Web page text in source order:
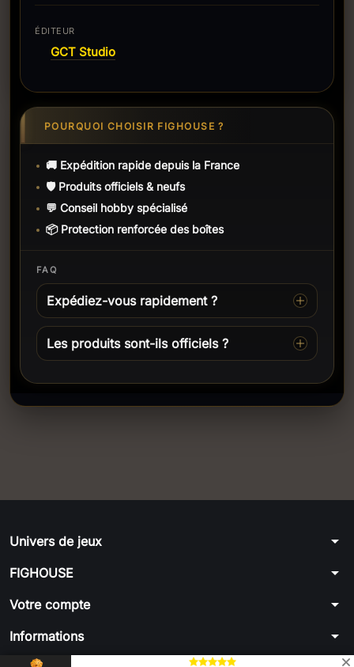
ÉDITEUR
GCT Studio
POURQUOI CHOISIR FIGHOUSE ?
🚚 Expédition rapide depuis la France
🛡️ Produits officiels & neufs
💬 Conseil hobby spécialisé
📦 Protection renforcée des boîtes
FAQ
Expédiez-vous rapidement ?
Les produits sont-ils officiels ?
Univers de jeux arrow_drop_down
FIGHOUSE arrow_drop_down
Votre compte arrow_drop_down
Informations arrow_drop_down